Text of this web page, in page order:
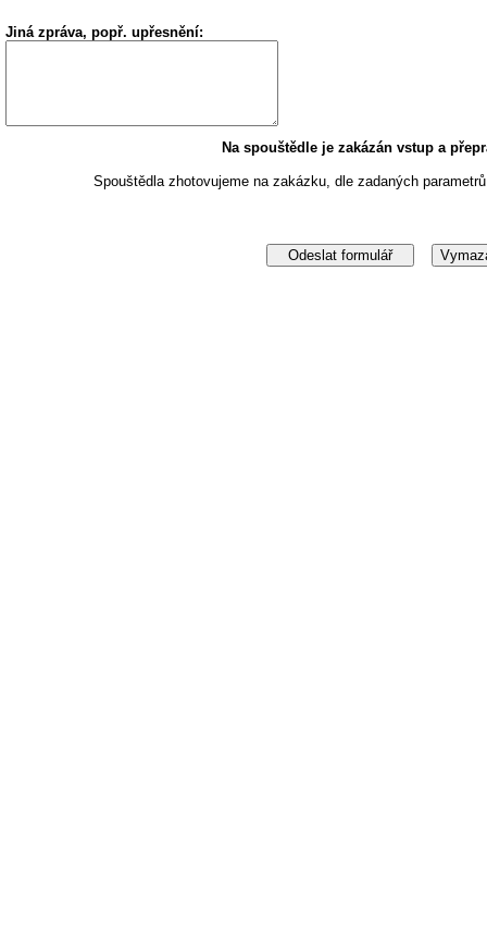
Jiná zpráva, popř. upřesnění:
Na spouštědle je zakázán vstup a
Spouštědla zhotovujeme na zakázku, dle zadaných